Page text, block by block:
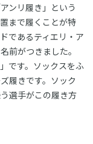
ンリ履き」という
まで履くことが特
であるティエリ・ア
前がつきました。
です。ソックスをふ
履きです。ソック
選手がこの履き方